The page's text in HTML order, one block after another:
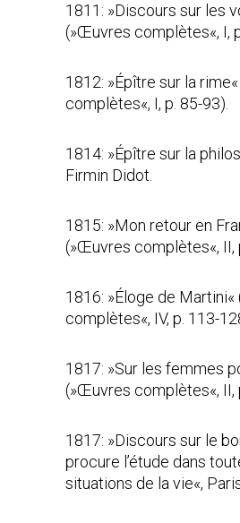
1811: »Discours sur les
(»Œuvres complètes«, I,
1812: »Épître sur la
complètes«, I, p. 85-93).
1814: »Épître sur la
Firmin Didot.
1815: »Mon retour en
(»Œuvres complètes«, II,
1816: »Éloge de
complètes«, IV, p. 113-
1817: »Sur les femmes
(»Œuvres complètes«, II,
1817: »Discours sur le
procure l’étude dans
situations de la vie«,